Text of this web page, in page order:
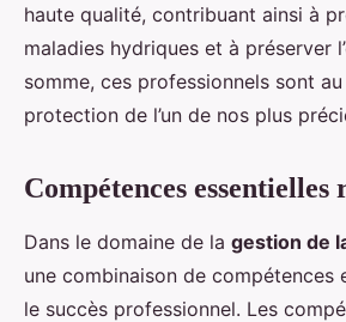
haute qualité, contribuant ainsi à
maladies hydriques et à préserver
somme, ces professionnels sont
protection de l’un de nos plus
Compétences essentielles
Dans le domaine de la gestion de
une combinaison de compétences
le succès professionnel. Les